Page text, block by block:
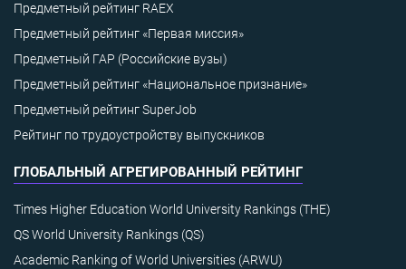
Предметный рейтинг RAEX
Предметный рейтинг «Первая миссия»
Предметный ГАР (Российские вузы)
Предметный рейтинг «Национальное признание»
Предметный рейтинг SuperJob
Рейтинг по трудоустройству выпускников
ГЛОБАЛЬНЫЙ АГРЕГИРОВАННЫЙ РЕЙТИНГ
Times Higher Education World University Rankings (THE)
QS World University Rankings (QS)
Academic Ranking of World Universities (ARWU)